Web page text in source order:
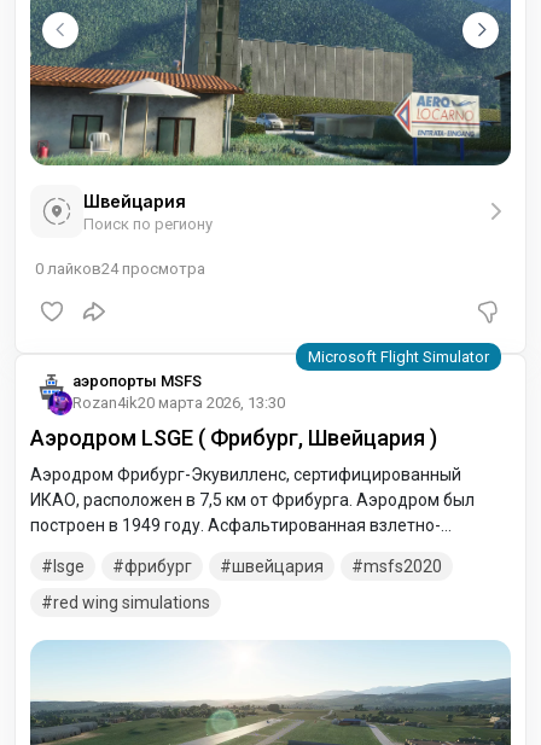
Швейцария
Поиск по региону
0 лайков24просмотра
аэропорты MSFS
Rozan4ik20 марта 2026, 13:30
Аэродром LSGE ( Фрибург, Швейцария )
Аэродром Фрибург-Экувилленс, сертифицированный
ИКАО, расположен в 7,5 км от Фрибурга. Аэродром был
построен в 1949 году. Асфальтированная взлетно-
построена в 1986 году. Пролетите над «регионом трех
озер». Отработайте ночные посадки по правилам
хорошей отправной точкой для посадки на ледник. В
парашютистов.
lsge фрибург швейцария
msfs2020
red wing simulations